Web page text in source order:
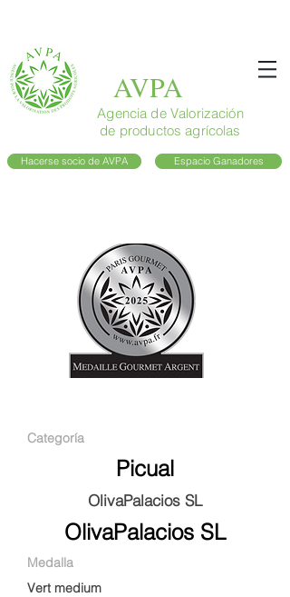
AVPA
Agencia de Valorización
de productos agrícolas
Hacerse socio de AVPA Espacio Ganadores
Categoría
Picual
OlivaPalacios SL
OlivaPalacios SL
Medalla
Vert medium